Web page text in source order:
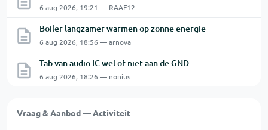
6 aug 2026, 19:21 — RAAF12
Boiler langzamer warmen op zonne energie
6 aug 2026, 18:56 — arnova
Tab van audio IC wel of niet aan de GND.
6 aug 2026, 18:26 — nonius
Vraag & Aanbod — Activiteit